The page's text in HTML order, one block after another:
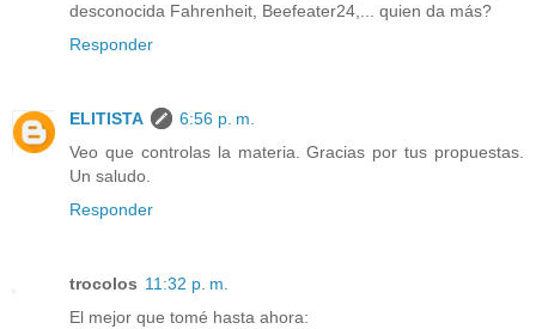
desconocida Fahrenheit, Beefeater24,... quien da más?
Responder
ELITISTA
6:56 p. m.
Veo que controlas la materia. Gracias por tus propuestas.
Un saludo.
Responder
trocolos 11:32 p. m.
El mejor que tomé hasta ahora: